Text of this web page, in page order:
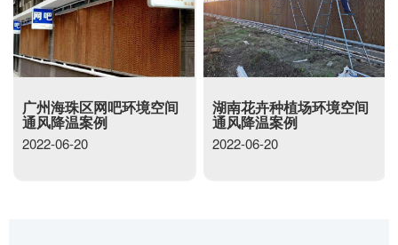
广州海珠区网吧环境空间
通风降温案例
2022-06-20
湖南花卉种植场环境空间
通风降温案例
2022-06-20